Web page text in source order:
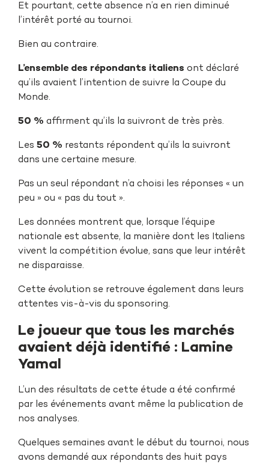
Et pourtant, cette absence n’a en rien diminué
l’intérêt porté au tournoi.
Bien au contraire.
L’ensemble des répondants italiens ont déclaré
qu’ils avaient l’intention de suivre la Coupe du
Monde.
50 % affirment qu’ils la suivront de très près.
Les 50 % restants répondent qu’ils la suivront
dans une certaine mesure.
Pas un seul répondant n’a choisi les réponses « un
peu » ou « pas du tout ».
Les données montrent que, lorsque l’équipe
nationale est absente, la manière dont les Italiens
vivent la compétition évolue, sans que leur intérêt
ne disparaisse.
Cette évolution se retrouve également dans leurs
attentes vis-à-vis du sponsoring.
Le joueur que tous les marchés
avaient déjà identifié : Lamine
Yamal
L’un des résultats de cette étude a été confirmé
par les événements avant même la publication de
nos analyses.
Quelques semaines avant le début du tournoi, nous
avons demandé aux répondants des huit pays